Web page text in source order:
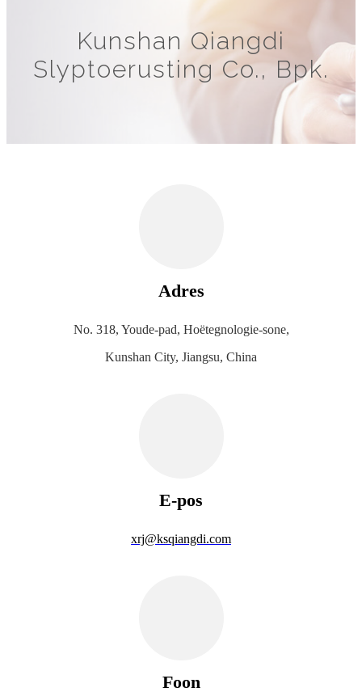
Kunshan Qiangdi
Slyptoerusting Co., Bpk.
Adres
No. 318, Youde-pad, Hoëtegnologie-sone,
Kunshan City, Jiangsu, China
E-pos
xrj@ksqiangdi.com
Foon